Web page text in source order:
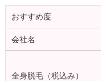
おすすめ度
会社名
全身脱毛（税込み）